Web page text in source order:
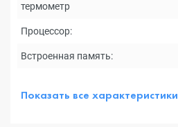
термометр
Процессор:
Встроенная память:
Показать все характеристики